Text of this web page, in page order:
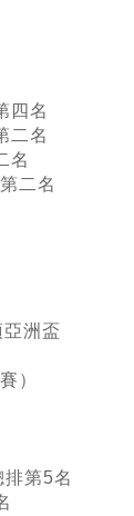
四名
二名
名
二名
洲盃
）
第5名